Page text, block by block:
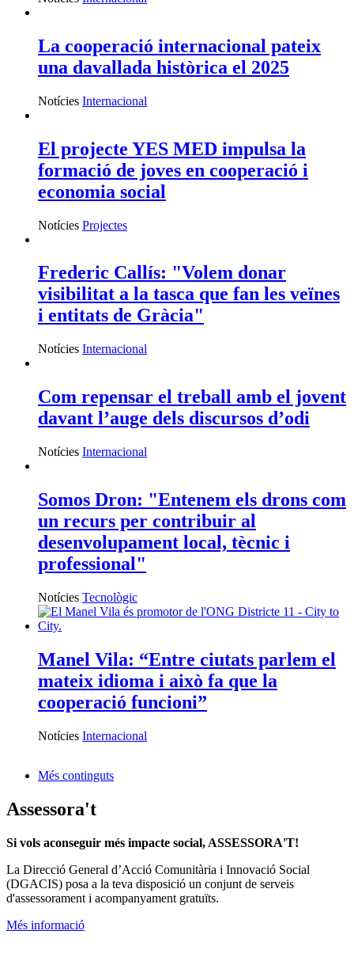
La cooperació internacional pateix
una davallada històrica el 2025
Notícies Internacional
El projecte YES MED impulsa la
formació de joves en cooperació i
economia social
Notícies Projectes
Frederic Callís: "Volem donar
visibilitat a la tasca que fan les veïnes
i entitats de Gràcia"
Notícies Internacional
Com repensar el treball amb el jovent
davant l’auge dels discursos d’odi
Notícies Internacional
Somos Dron: "Entenem els drons com
un recurs per contribuir al
desenvolupament local, tècnic i
professional"
Notícies Tecnològic
Manel Vila: “Entre ciutats parlem el
mateix idioma i això fa que la
cooperació funcioni”
Notícies Internacional
Més continguts
Assessora't
Si vols aconseguir més impacte social, ASSESSORA'T!
La Direcció General d’Acció Comunitària i Innovació Social
(DGACIS) posa a la teva disposició un conjunt de serveis
d'assessorament i acompanyament gratuïts.
Més informació